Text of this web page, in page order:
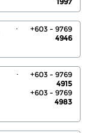
.
+603 - 9769
4946
.
+603 - 9769
4915
+603 - 9769
4983